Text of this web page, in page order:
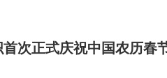
次正式庆祝中国农历春